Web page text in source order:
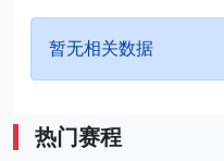
暂无相关数据
热门赛程